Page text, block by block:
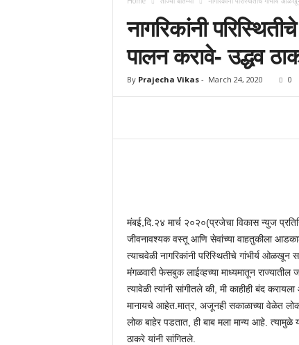
नागरिकांनी
पालन करावे- उद्धव
By Prajecha Vikas- March 24, 2020 0
मंबई,दि.२४ मार्च २०२०(प्रजेचा विकास न्युज
जीवनावश्यक वस्तू आणि सेवांच्या वाहतुकीला
त्याचवेळी नागरिकांनी परिस्थितीचे गांभीर्य
मंगळवारी फेसबुक लाईव्हच्या माध्यमातून राज्यातील
त्यावेळी त्यांनी सांगीतले की, मी काहीही बंद
मानायचे आहेत.मात्र, अजूनही सकाळाच्या वेळेत लोक
लोक बाहेर पडतात, ही बाब मला मान्य आहे. त्यामुळे
ठाकरे यांनी सांगितले.